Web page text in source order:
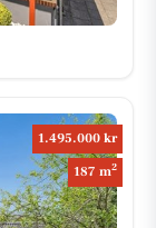
1.495.000 kr
187 m2